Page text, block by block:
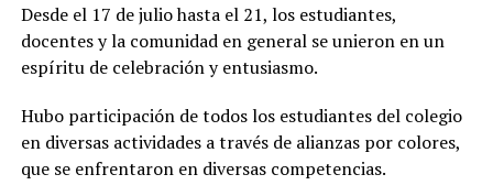
Desde el 17 de julio hasta el 21, los estudiantes,
docentes y la comunidad en general se unieron en un
espíritu de celebración y entusiasmo.
Hubo participación de todos los estudiantes del colegio
en diversas actividades a través de alianzas por colores,
que se enfrentaron en diversas competencias.